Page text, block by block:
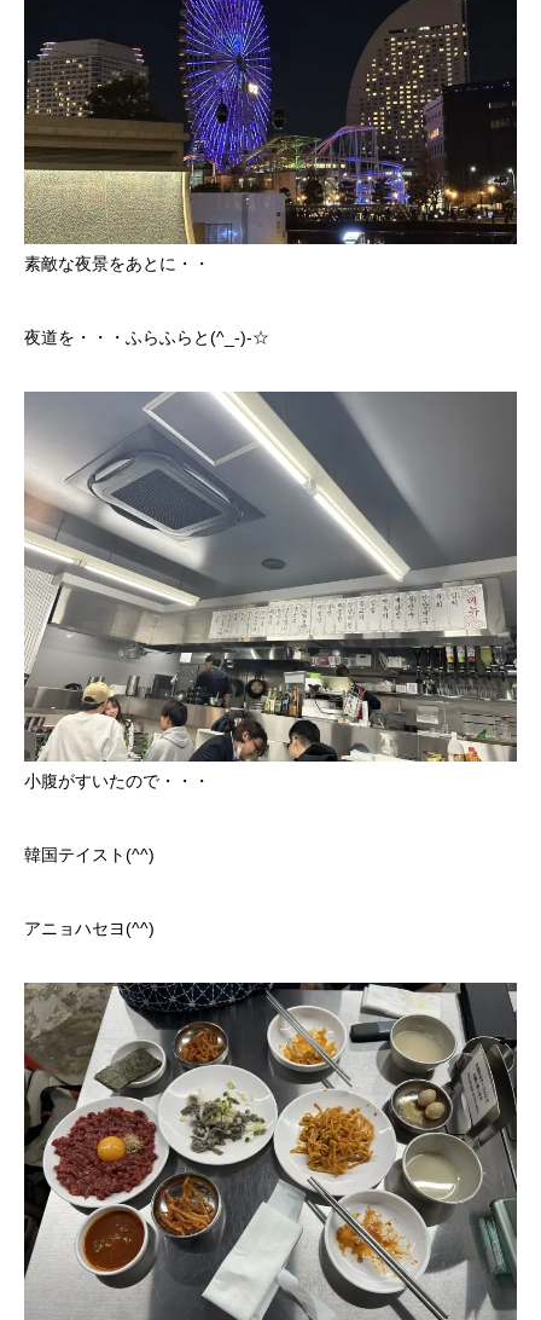
素敵な夜景をあとに・・
夜道を・・・ふらふらと(^_-)-☆
小腹がすいたので・・・
韓国テイスト(^^)
アニョハセヨ(^^)